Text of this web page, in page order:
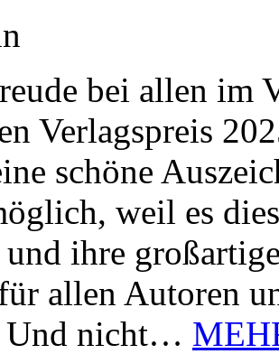
bei allen im
Verlagspreis
schöne
weil es
ihre
allen Autoren
Und nicht…